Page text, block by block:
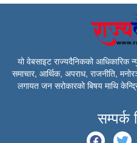
यो वेबसाइट राज्यदैनिकको आधिकारिक
समाचार, आर्थिक, अपराध, राजनीति,
लगायत जन सरोकारको बिषय माथि